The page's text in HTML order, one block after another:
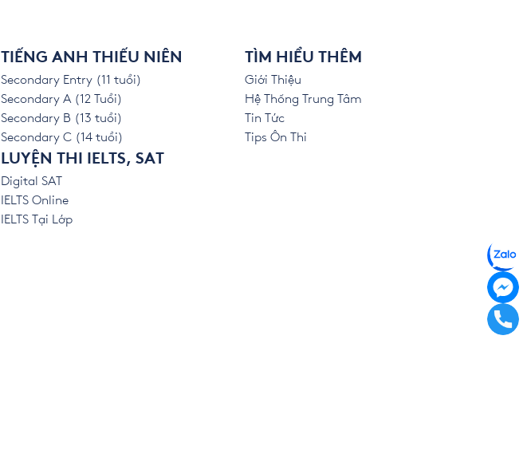
TIẾNG ANH THIẾU NIÊN
Secondary Entry (11 tuổi)
Secondary A (12 Tuổi)
Secondary B (13 tuổi)
Secondary C (14 tuổi)
LUYỆN THI IELTS, SAT
Digital SAT
IELTS Online
IELTS Tại Lớp
TÌM HIỂU THÊM
Giới Thiệu
Hệ Thống Trung Tâm
Tin Tức
Tips Ôn Thi